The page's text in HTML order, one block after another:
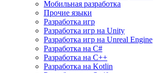
Мобильная разработка
Прочие языки
Разработка игр
Разработка игр на Unity
Разработка игр на Unreal Engine
Разработка на C#
Разработка на C++
Разработка на Kotlin